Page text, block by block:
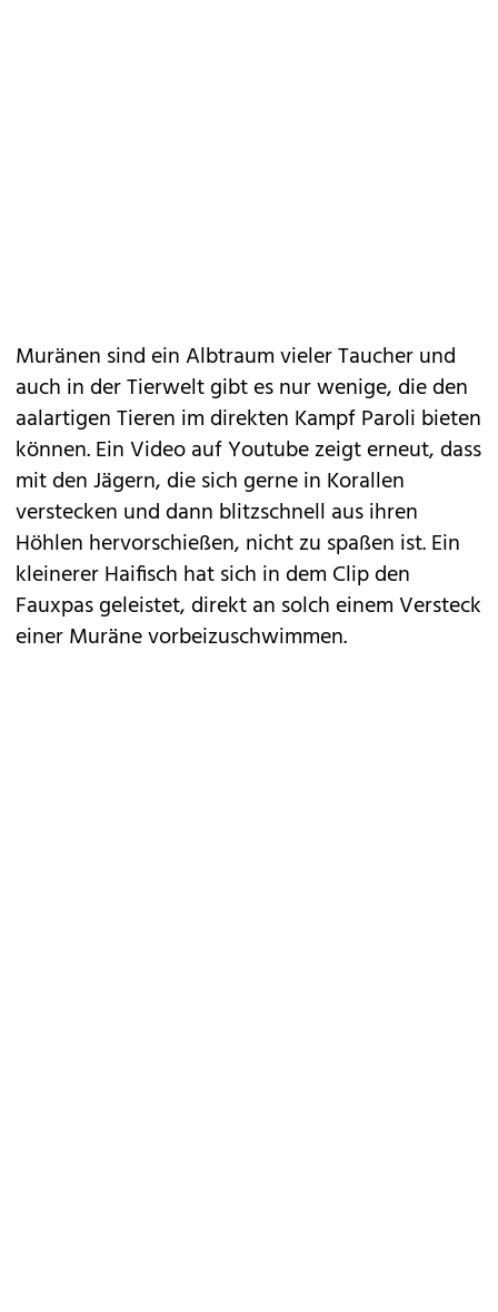
Muränen sind ein Albtraum vieler Taucher und
auch in der Tierwelt gibt es nur wenige, die den
aalartigen Tieren im direkten Kampf Paroli bieten
können. Ein Video auf Youtube zeigt erneut, dass
mit den Jägern, die sich gerne in Korallen
verstecken und dann blitzschnell aus ihren
Höhlen hervorschießen, nicht zu spaßen ist. Ein
kleinerer Haifisch hat sich in dem Clip den
Fauxpas geleistet, direkt an solch einem Versteck
einer Muräne vorbeizuschwimmen.